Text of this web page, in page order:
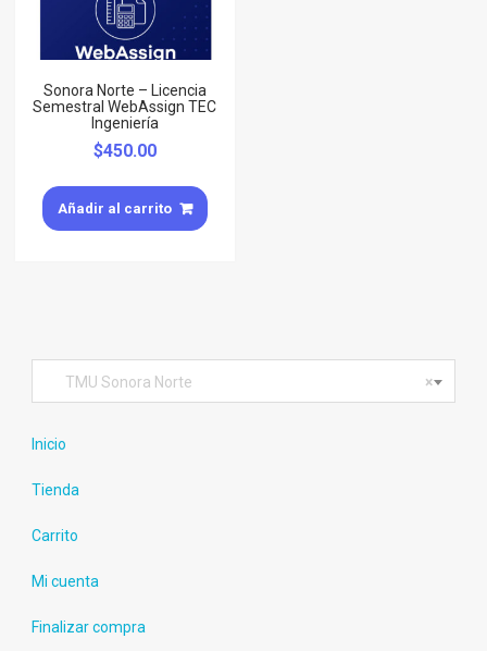
Sonora Norte – Licencia
Semestral WebAssign TEC
Ingeniería
$450.00
Añadir al carrito
×
TMU Sonora Norte
Inicio
Tienda
Carrito
Mi cuenta
Finalizar compra